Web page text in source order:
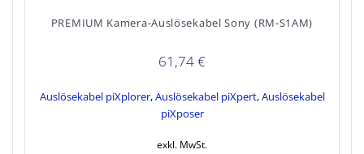
PREMIUM Kamera-Auslösekabel Sony (RM-S1AM)
61,74€
Auslösekabel piXplorer,Auslösekabel piXpert,Auslösekabel
piXposer
exkl. MwSt.